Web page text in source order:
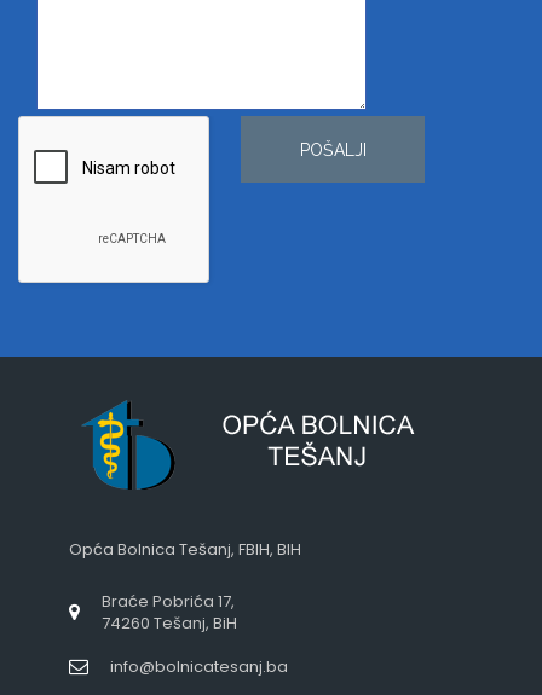
POŠALJI
Opća Bolnica Tešanj, FBIH, BIH
Braće Pobrića 17,
74260 Tešanj, BiH
info@bolnicatesanj.ba